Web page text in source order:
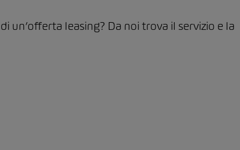
un’offerta leasing? Da noi trova il servizio e la